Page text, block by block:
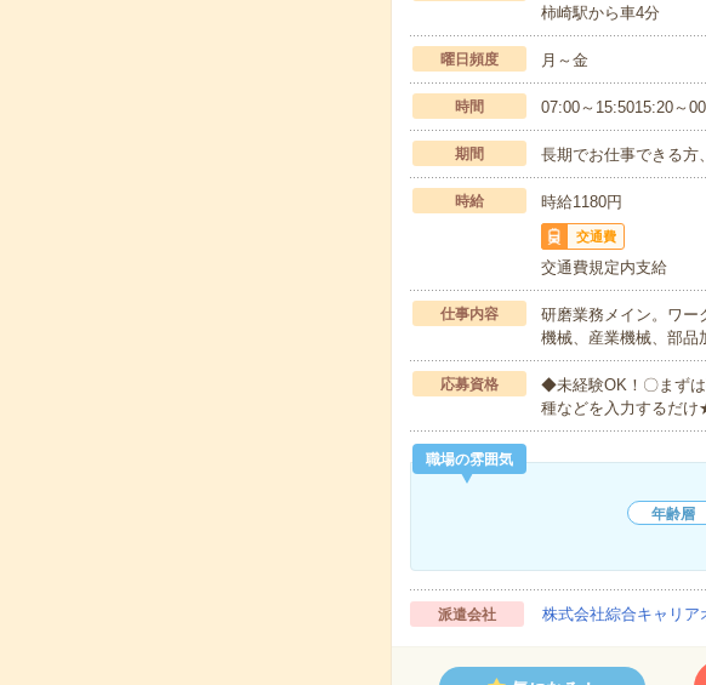
柿崎駅から車4分
曜日頻度 月～金
時間 07:00～15:5015:20～
期間 長期でお仕事できる方
時給 時給1180円
交通費
交通費規定内支給
仕事内容
研磨業務メイン。ワー
機械、産業機械、部
応募資格
◆未経験OK！〇まず
種などを入力するだ
職場の雰囲気
年齢層
派遣会社 株式会社綜合キャリ